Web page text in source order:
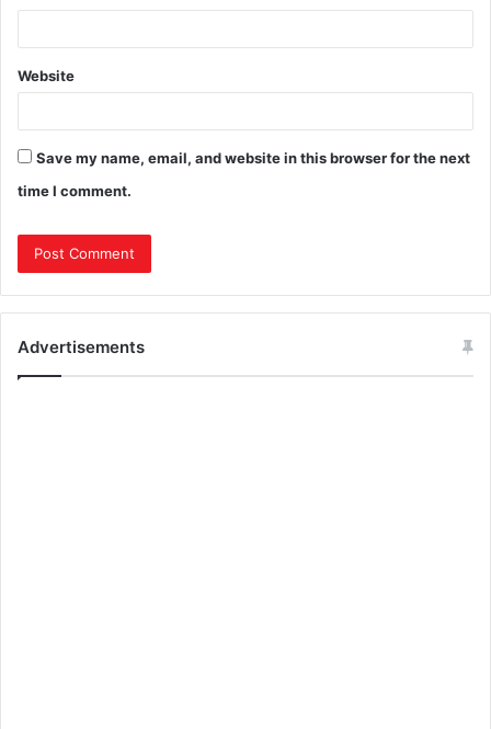
Website
Save my name, email, and website in this browser for the next
time I comment.
Advertisements